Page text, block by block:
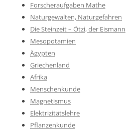
Forscheraufgaben Mathe
Naturgewalten, Naturgefahren
Die Steinzeit – Ötzi, der Eismann
Mesopotamien
Ägypten
Griechenland
Afrika
Menschenkunde
Magnetismus
Elektrizitätslehre
Pflanzenkunde